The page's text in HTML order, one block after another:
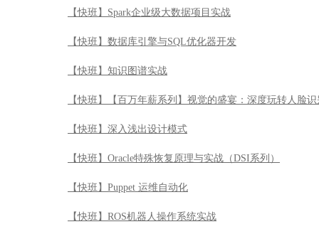
【快班】Spark企业级大数据项目实战
【快班】数据库引擎与SQL优化器开发
【快班】知识图谱实战
【快班】【百万年薪系列】视觉的盛宴：深度玩转人脸识
【快班】深入浅出设计模式
【快班】Oracle特殊恢复原理与实战（DSI系列）
【快班】Puppet 运维自动化
【快班】ROS机器人操作系统实战